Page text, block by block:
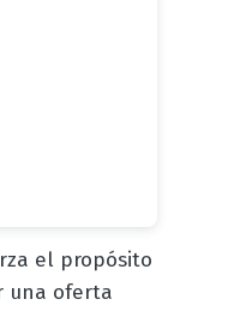
el propósito
una oferta